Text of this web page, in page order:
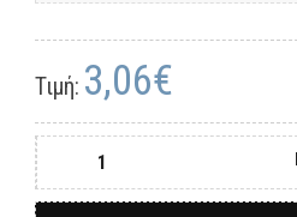
Τιμή: 3,06€